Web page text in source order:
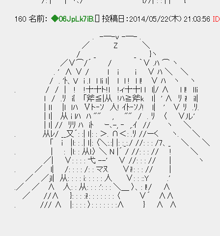
160 名前： ◆06JpLk7iB. [] 投稿日：2014/05/22(木) 21:03:56
. -─-v -─- .
／ Z ＼
/ _ _ }ヽ
／∨⌒/´ / ｀∨ .ﾊ ⌒ ヽ
. ' ∧ ∨ / ｌ i i ∨ ﾊ ＼ ＼
/ . 'ﾄ、V i .ｌ l li ｌ| l l ! l l! ∨ ﾊ ヽ ヽ
. / / | ! !十十ト!l !ィ十十l ｌ l|/ ∧ l l! ｌli
ｌ / .ﾘ i{ 「斧≦|从 !ﾊ≧斧k ｌ| ' ∧ ﾘ i! il| その
| ｌl |l ｌﾊ Ⅴト‐ｿ 人! ｲﾄ‐ｿﾉ! l| ' ∨ ﾘ .ﾘ. 何か間
| ｌ| 从 i lﾊ ﾊ "" , "" / . ﾘ 〈 ∨ル'
| ｌ| // ﾘﾘ ﾊ iﾄ ｰ､-, ‐ ,.ｲ // ヽ ＼ オメー
. 从ﾚ/ __又´: :| ｌ|: : ＞. ∩＜: .ﾘ //ーく ヽ. ＼
「 i |l: : .| ｌ|: 〈＼:.:| |: :_:./ //: : : /7、_ ＼ ＼
. | : |l: : 从l:〉 ＼ N |´ / //: : : // ! ＼
／| ∨: : : : 弋 --' ∨ //: : : // | ヽ
. ／ l| /: : : : /: : マﾇ. ∨i!: : : // |
／ ／jl| 从: : : : i: : : : : 人 ∨: : ::Y .'
.／ ／ ∧ 人: : 从: : : :': : : ＼＿ 〉、: l!/ ∧
／ //∧ }: : : :i!: : : : : : : 〈 ∨´ ∧∧
. /// ∧ |: : : : 〉: : : : : : :∧ } ∧ ∧